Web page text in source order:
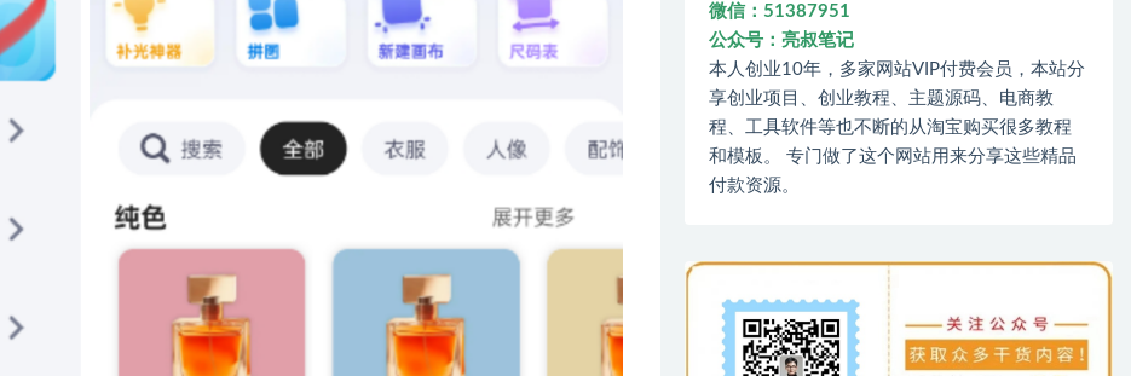
微信：51387951
公众号：亮叔笔记
本人创业10年，多家网站VIP付费会员，本站分
享创业项目、创业教程、主题源码、电商教
程、工具软件等也不断的从淘宝购买很多教程
和模板。 专门做了这个网站用来分享这些精品
付款资源。